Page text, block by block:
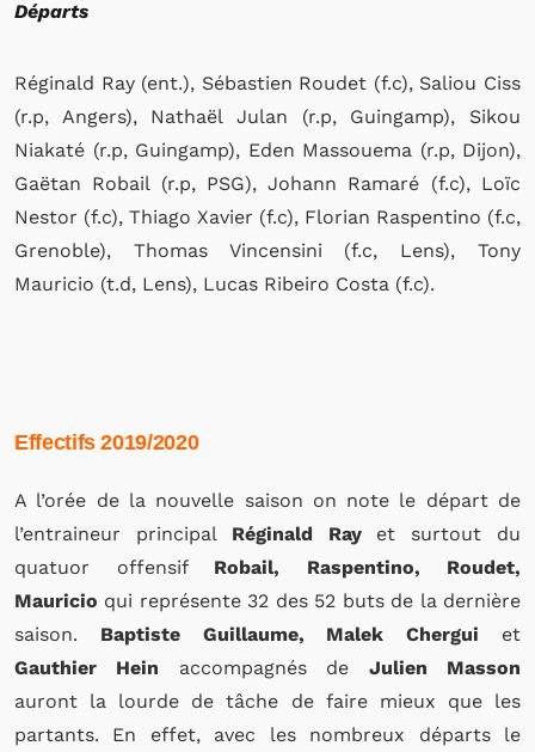
Départs
Réginald Ray (ent.), Sébastien Roudet (f.c), Saliou Ciss
(r.p, Angers), Nathaël Julan (r.p, Guingamp), Sikou
Niakaté (r.p, Guingamp), Eden Massouema (r.p, Dijon),
Gaëtan Robail (r.p, PSG), Johann Ramaré (f.c), Loïc
Nestor (f.c), Thiago Xavier (f.c), Florian Raspentino (f.c,
Grenoble), Thomas Vincensini (f.c, Lens), Tony
Mauricio (t.d, Lens), Lucas Ribeiro Costa (f.c).
Effectifs 2019/2020
A l’orée de la nouvelle saison on note le départ de
l’entraineur principal Réginald Rayet surtout du
quatuor offensif Robail, Raspentino, Roudet,
Mauricio qui représente 32 des 52 buts de la dernière
saison. Baptiste Guillaume, Malek Chergui et
Gauthier Hein accompagnés de Julien Masson
auront la lourde de tâche de faire mieux que les
partants. En effet, avec les nombreux départs le